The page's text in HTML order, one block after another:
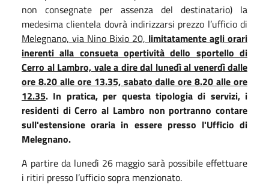
non consegnate per assenza del destinatario) la
medesima clientela dovrà indirizzarsi prezzo l’ufficio di
Melegnano, via Nino Bixio 20, limitatamente agli orari
inerenti alla consueta opertività dello sportello di
Cerro al Lambro, vale a dire dal lunedì al venerdì dalle
ore 8.20 alle ore 13.35, sabato dalle ore 8.20 alle ore
12.35. In pratica, per questa tipologia di servizi, i
residenti di Cerro al Lambro non portranno contare
sull'estensione oraria in essere presso l'Ufficio di
Melegnano.
A partire da lunedì 26 maggio sarà possibile effettuare
i ritiri presso l’ufficio sopra menzionato.